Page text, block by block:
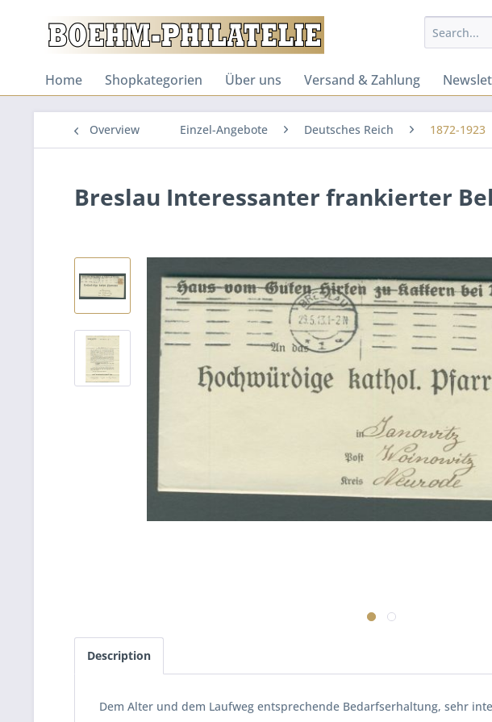
Home Shopkategorien Über uns Versand & Zahlung
Overview Einzel-Angebote Deutsches Reich 1872-1923
Breslau Interessanter frankierter
Description
Dem Alter und dem Laufweg entsprechende Bedarfserhaltung, sehr